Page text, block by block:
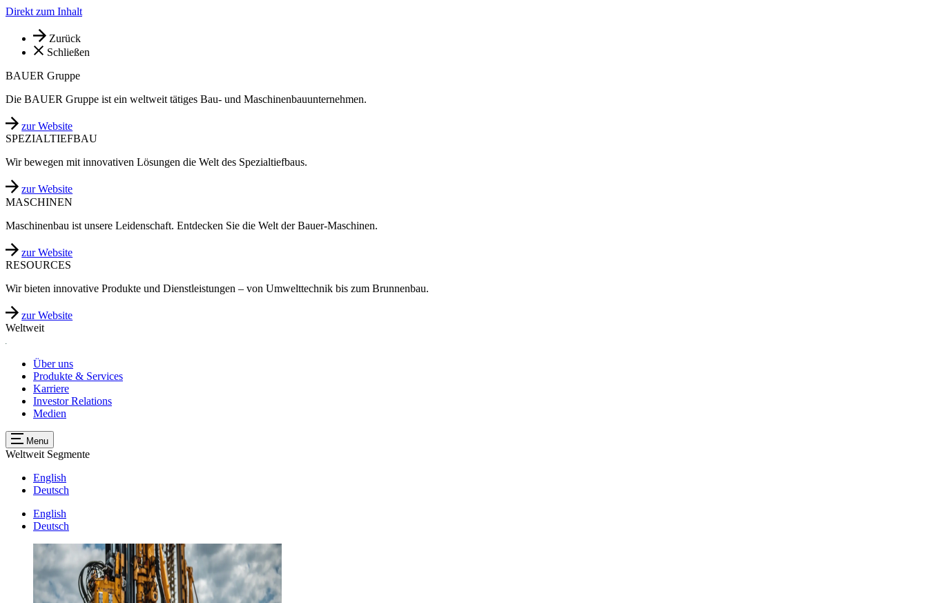
Direkt zum Inhalt
Zurück
Schließen
BAUER Gruppe
Die BAUER Gruppe ist ein weltweit tätiges Bau- und Maschinenbauunternehmen.
zur Website
SPEZIALTIEFBAU
Wir bewegen mit innovativen Lösungen die Welt des Spezialtiefbaus.
zur Website
MASCHINEN
Maschinenbau ist unsere Leidenschaft. Entdecken Sie die Welt der Bauer-Maschinen.
zur Website
RESOURCES
Wir bieten innovative Produkte und Dienstleistungen – von Umwelttechnik bis zum Brunnenbau.
zur Website
Weltweit
Über uns
Produkte & Services
Karriere
Investor Relations
Medien
Menu
Weltweit Segmente
English
Deutsch
English
Deutsch